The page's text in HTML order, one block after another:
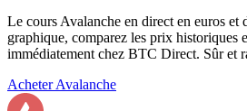
Le cours Avalanche en direct en euros et
graphique, comparez les prix historiques
immédiatement chez BTC Direct. Sûr et
Acheter Avalanche